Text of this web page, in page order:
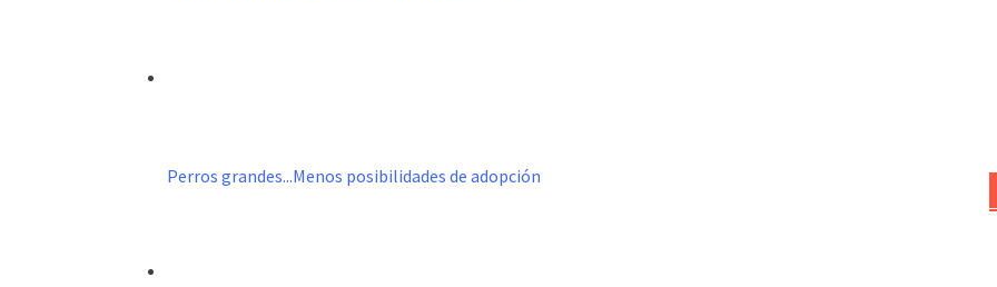
Perros grandes...Menos posibilidades de adopción